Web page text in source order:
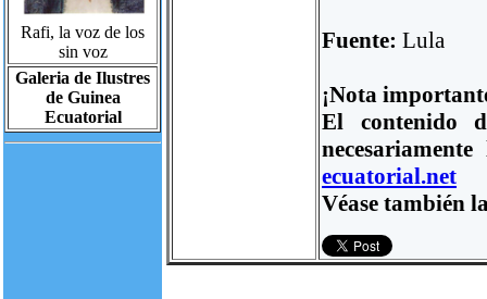
Rafi, la voz de los
sin voz
Galeria de Ilustres
de Guinea
Ecuatorial
Fuente: Lula
¡Nota
El contenido
ecuatorial.net
Véase también